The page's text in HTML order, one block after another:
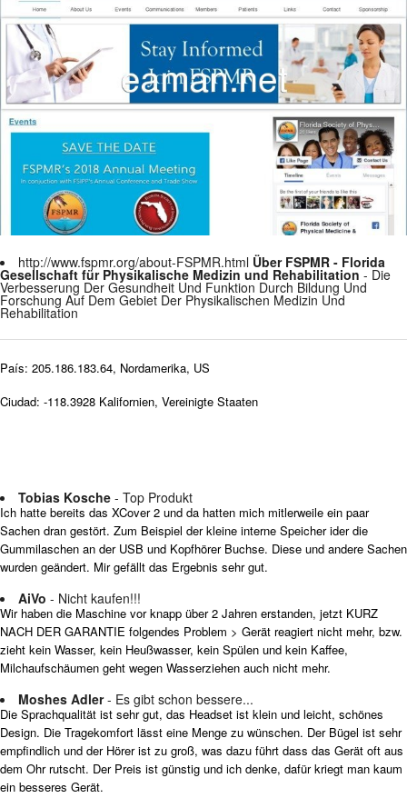
http://www.fspmr.org/about-FSPMR.html Über FSPMR - Florida
Gesellschaft für Physikalische Medizin und Rehabilitation - Die
Verbesserung Der Gesundheit Und Funktion Durch Bildung Und
Forschung Auf Dem Gebiet Der Physikalischen Medizin Und
Rehabilitation
País: 205.186.183.64, Nordamerika, US
Ciudad: -118.3928 Kalifornien, Vereinigte Staaten
Tobias Kosche - Top Produkt
Ich hatte bereits das XCover 2 und da hatten mich mitlerweile ein paar
Sachen dran gestört. Zum Beispiel der kleine interne Speicher ider die
Gummilaschen an der USB und Kopfhörer Buchse. Diese und andere Sachen
wurden geändert. Mir gefällt das Ergebnis sehr gut.
AiVo - Nicht kaufen!!!
Wir haben die Maschine vor knapp über 2 Jahren erstanden, jetzt KURZ
NACH DER GARANTIE folgendes Problem > Gerät reagiert nicht mehr, bzw.
zieht kein Wasser, kein Heußwasser, kein Spülen und kein Kaffee,
Milchaufschäumen geht wegen Wasserziehen auch nicht mehr.
Moshes Adler- Es gibt schon bessere...
Die Sprachqualität ist sehr gut, das Headset ist klein und leicht, schönes
Design. Die Tragekomfort lässt eine Menge zu wünschen. Der Bügel ist sehr
empfindlich und der Hörer ist zu groß, was dazu führt dass das Gerät oft aus
dem Ohr rutscht. Der Preis ist günstig und ich denke, dafür kriegt man kaum
ein besseres Gerät.